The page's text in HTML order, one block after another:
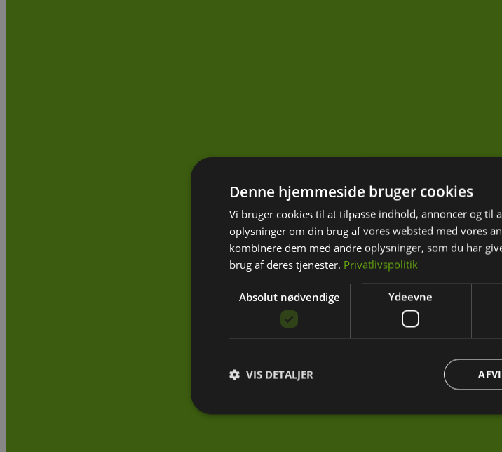
Denne hjemmeside bruger cookies
Vi bruger cookies til at tilpasse indhold, annoncer og til
oplysninger om din brug af vores websted med vores
kombinere dem med andre oplysninger, som du har
brug af deres tjenester. Privatlivspolitik
Absolut nødvendige Ydeevne
VIS DETALJER